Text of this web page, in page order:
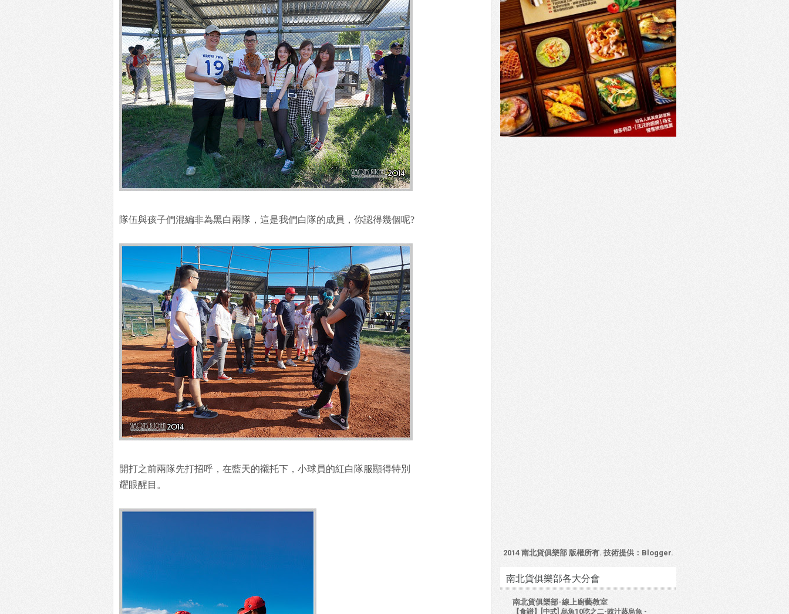
隊伍與孩子們混編非為黑白兩隊，這是我們白隊的成員，你認得幾個呢?
開打之前兩隊先打招呼，在藍天的襯托下，小球員的紅白隊服顯得特別
耀眼醒目。
2014 南北貨俱樂部 版權所有. 技術提供： Blogger.
南北貨俱樂部各大分會
南北貨俱樂部-線上廚藝教室
【食譜】[中式] 烏魚10吃之二-豉汁蒸烏魚 -